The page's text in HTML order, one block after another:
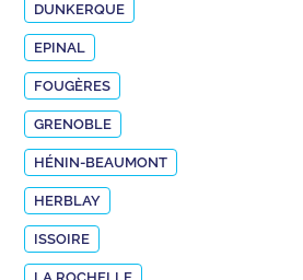
DUNKERQUE
EPINAL
FOUGÈRES
GRENOBLE
HÉNIN-BEAUMONT
HERBLAY
ISSOIRE